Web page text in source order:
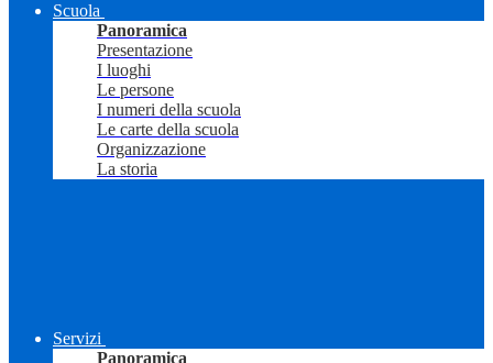
Scuola
Panoramica
Presentazione
I luoghi
Le persone
I numeri della scuola
Le carte della scuola
Organizzazione
La storia
Servizi
Panoramica